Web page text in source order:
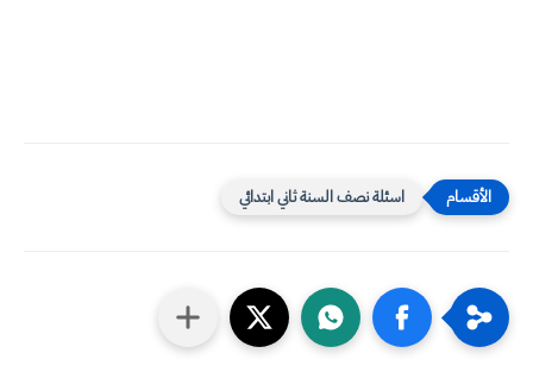
اسئلة نصف السنة ثاني ابتدائي